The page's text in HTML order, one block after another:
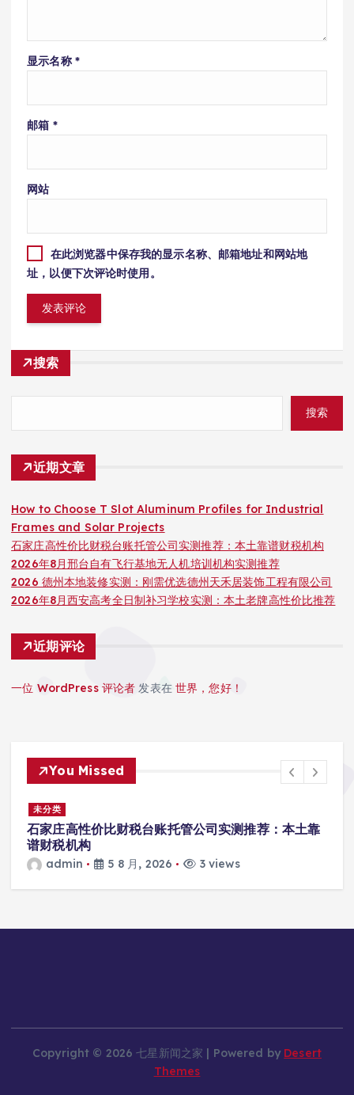
显示名称 *
邮箱 *
网站
在此浏览器中保存我的显示名称、邮箱地址和网站地
址，以便下次评论时使用。
搜索
搜索
近期文章
How to Choose T Slot Aluminum Profiles for Industrial
Frames and Solar Projects
石家庄高性价比财税台账托管公司实测推荐：本土靠谱财税机构
2026年8月邢台自有飞行基地无人机培训机构实测推荐
2026 德州本地装修实测：刚需优选德州天禾居装饰工程有限公司
2026年8月西安高考全日制补习学校实测：本土老牌高性价比推荐
近期评论
一位 WordPress 评论者 发表在世界，您好！
You Missed
未分类
石家庄高性价比财税台账托管公司实测推荐：本土靠
谱财税机构
admin 5 8 月, 2026 3 views
Copyright © 2026 七星新闻之家 | Powered by Desert
Themes